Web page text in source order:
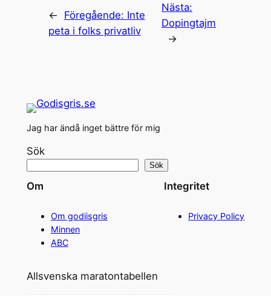
← Föregående: Inte
peta i folks privatliv
Nästa:
Dopingtajm
→
Jag har ändå inget bättre för mig
Sök
Sök
Om
Om godiisgris
Minnen
ABC
Integritet
Privacy Policy
Allsvenska maratontabellen